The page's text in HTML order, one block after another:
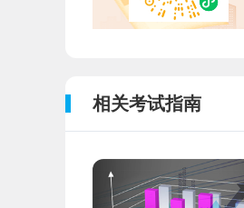
相关考试指南